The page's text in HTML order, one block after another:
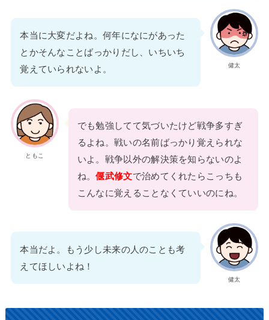
健太
本当に大変だよね。何年になにがあった
とかそんなことばっかりだし、いちいち
覚えていられないよ。
ともこ
でも勉強してて気づいたけど戦争多すぎ
るよね。戦いの名前ばっかり覚えられな
いよ。戦争以外の解決策を知らないのよ
ね。偃武修文で治めてくれたらこっちも
こんなに覚えることなくていいのにね。
健太
本当だよ。もう少し未来の人のことも考
えてほしいよね！